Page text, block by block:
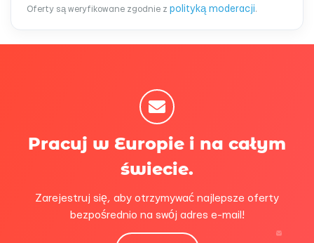
Oferty są weryfikowane zgodnie z polityką moderacji.
Pracuj w Europie i na całym
świecie.
Zarejestruj się, aby otrzymywać najlepsze oferty
bezpośrednio na swój adres e-mail!